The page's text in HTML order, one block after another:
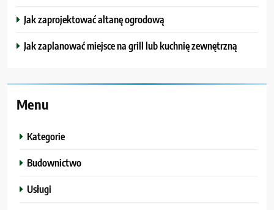
Jak zaprojektować altanę ogrodową
Jak zaplanować miejsce na grill lub kuchnię zewnętrzną
Menu
Kategorie
Budownictwo
Usługi